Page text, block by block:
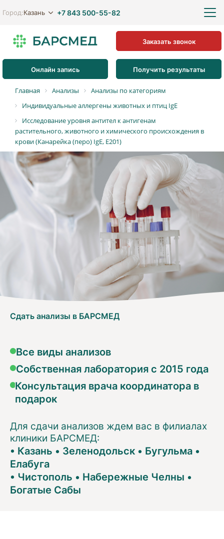
Город:Казань +7 843 500-55-82
Онлайн запись Получить результаты
Заказать звонок
Главная Анализы
Анализы по категориям
Индивидуальные аллергены животных и птиц IgE
Исследование уровня антител к антигенам
растительного, животного и химического происхождения в
крови (Канарейка (перо) IgE, E201)
Сдать анализы в БАРСМЕД
Все виды анализов
Собственная лаборатория с 2015 года
Консультация врача координатора в
подарок
Для сдачи анализов ждем вас в филиалах
клиники БАРСМЕД:
• Казань • Зеленодольск • Бугульма •
Елабуга
• Чистополь • Набережные Челны •
Богатые Сабы